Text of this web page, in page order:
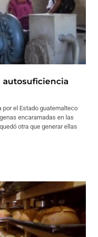
autosuficiencia
por el Estado guatemalteco
encaramadas en las
otra que generar ellas